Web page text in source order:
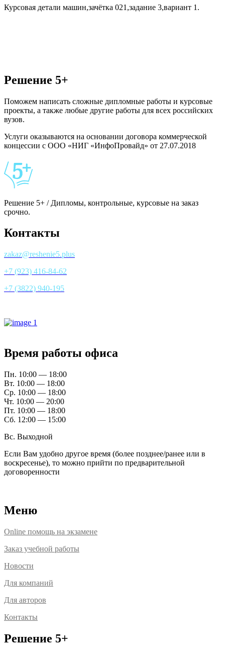
Курсовая детали машин,зачётка 021,задание 3,вариант 1.
Решение 5+
Поможем написать сложные дипломные работы и курсовые
проекты, а также любые другие работы для всех российских
вузов.
Услуги оказываются на основании договора коммерческой
концессии с ООО «НИГ «ИнфоПровайд» от 27.07.2018
Решение 5+ / Дипломы, контрольные, курсовые на заказ
срочно.
Контакты
zakaz@reshenie5.plus
+7 (923) 416-84-62
+7 (3822) 940-195
Время работы офиса
Пн. 10:00 — 18:00
Вт. 10:00 — 18:00
Ср. 10:00 — 18:00
Чт. 10:00 — 20:00
Пт. 10:00 — 18:00
Сб. 12:00 — 15:00
Вс. Выходной
Если Вам удобно другое время (более позднее/ранее или в
воскресенье), то можно прийти по предварительной
договоренности
Меню
Online помощь на экзамене
Заказ учебной работы
Новости
Для компаний
Для авторов
Контакты
Решение 5+